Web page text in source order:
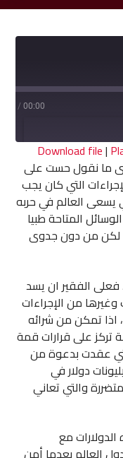
00:00
/
Download file|
ما نقول حست على
التي كان يجب
يسعى العالم في حربه
المتاحة طبيا
لكن من دون جدوى
فعلى الفقير ان يسد
من الإجراءات
اذا تمكن من شرائه
تركز على قرارات قمة
عقدت بدعوة من
دولار في
والتي تعاني
مع